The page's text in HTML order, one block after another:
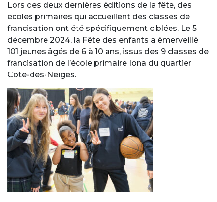
Lors des deux dernières éditions de la fête, des
écoles primaires qui accueillent des classes de
francisation ont été spécifiquement ciblées. Le 5
décembre 2024, la Fête des enfants a émerveillé
101 jeunes âgés de 6 à 10 ans, issus des 9 classes de
francisation de l’école primaire Iona du quartier
Côte-des-Neiges.